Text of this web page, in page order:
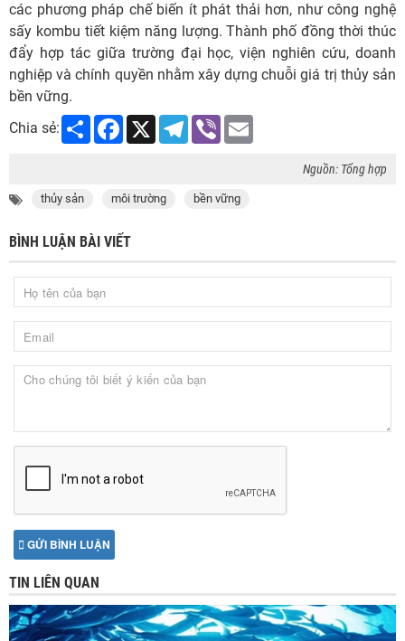
các phương pháp chế biến ít phát thải hơn, như công nghệ
sấy kombu tiết kiệm năng lượng. Thành phố đồng thời thúc
đẩy hợp tác giữa trường đại học, viện nghiên cứu, doanh
nghiệp và chính quyền nhằm xây dựng chuỗi giá trị thủy sản
bền vững.
Chia sẻ:
Share Facebook
X Telegram
Viber
Nguồn: Tổng hợp
thủy sản môi trường bền vững
BÌNH LUẬN BÀI VIẾT
GỬI BÌNH LUẬN
TIN LIÊN QUAN